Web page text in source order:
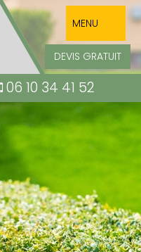
MENU
DEVIS GRATUIT
06 10 34 41 52